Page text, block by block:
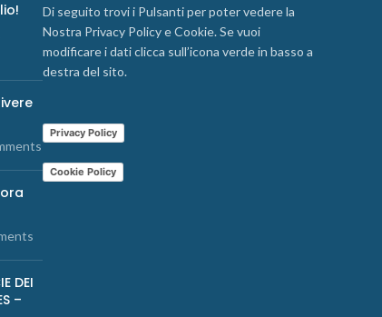
DEI
–
Di seguito trovi i Pulsanti per poter vedere la
Nostra Privacy Policy e Cookie. Se vuoi
modificare i dati clicca sull’icona verde in basso a
destra del sito.
Privacy Policy
Cookie Policy